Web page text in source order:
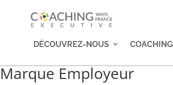
DÉCOUVREZ-NOUS COACHING
Marque Employeur